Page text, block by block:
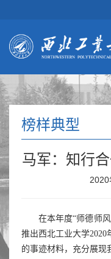
榜样典型
马军：知行
在本年度“师德师
推出西北工业大学
的事迹材料，充分展现